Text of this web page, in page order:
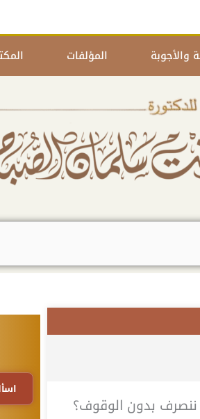
والأجوبة المؤلفات
بدون الوقوف؟